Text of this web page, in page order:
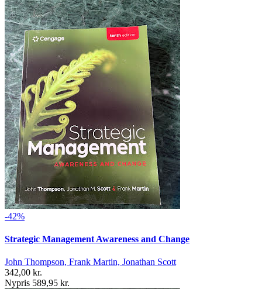
-42%
Strategic Management Awareness and Change
John Thompson, Frank Martin, Jonathan Scott
342,00 kr.
Nypris 589,95 kr.